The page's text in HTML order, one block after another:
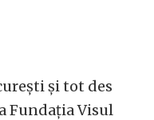
și tot des
Fundația Visul